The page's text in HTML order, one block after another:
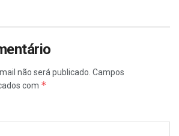
não será publicado. Campos
com *